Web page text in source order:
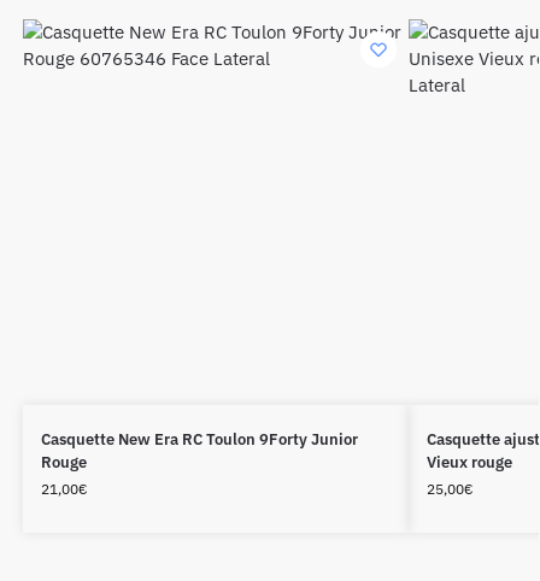
Casquette New Era RC Toulon 9Forty Junior
Rouge
21,00€
Casquette
Vieux rouge
25,00€